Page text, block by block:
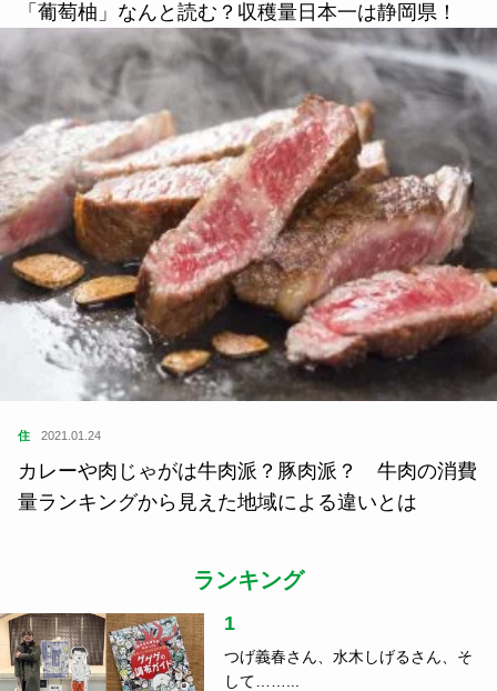
「葡萄柚」なんと読む？収穫量日本一は静岡県！
住 2021.01.24
カレーや肉じゃがは牛肉派？豚肉派？ 牛肉の消費
量ランキングから見えた地域による違いとは
ランキング
1
つげ義春さん、水木しげるさん、そ
して……...